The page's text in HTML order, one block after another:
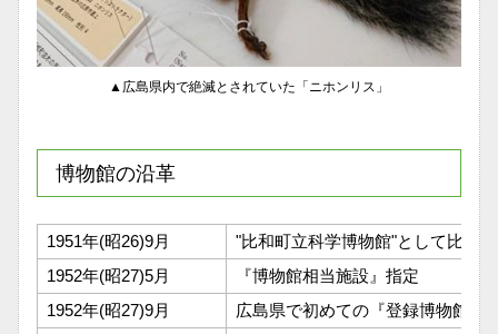
▲広島県内で絶滅とされていた「ニホンリス」
博物館の沿革
1951年(昭26)9月
"比和町立科学博物館"として比和
1952年(昭27)5月
『博物館相当施設』指定
1952年(昭27)9月
広島県で初めての『登録博物館』